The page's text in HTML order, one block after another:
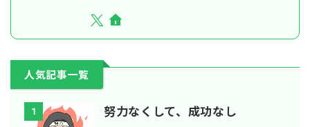
人気記事一覧
1 努力なくして、成功なし